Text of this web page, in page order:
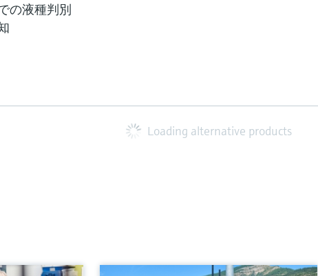
の液種判別
Loading alternative products